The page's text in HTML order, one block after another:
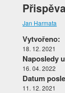
Jan Harmata
Vytvořeno:
18. 12. 2021
Naposledy
16. 04. 2022
Datum
11. 12. 2021